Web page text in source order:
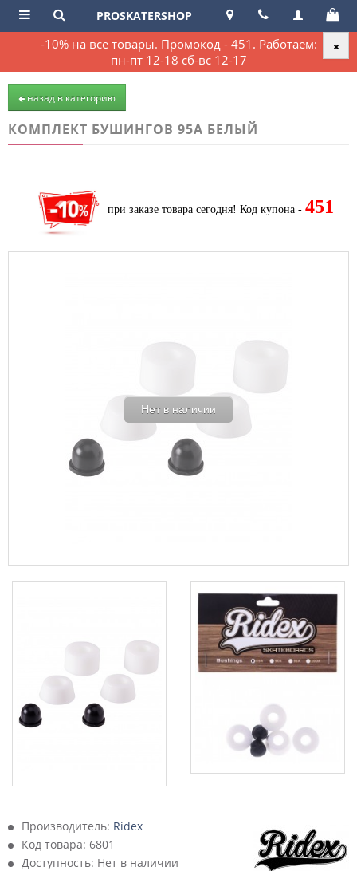
-10% на все товары. Промокод - 451. Работаем:
пн-пт 12-18 сб-вс 12-17
PROSKATERSHOP
назад в категорию
КОМПЛЕКТ БУШИНГОВ 95А БЕЛЫЙ
при заказе товара сегодня! Код купона - 451
Нет в наличии
Производитель: Ridex
Код товара: 6801
Доступность: Нет в наличии